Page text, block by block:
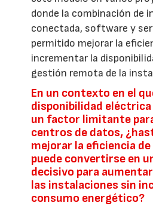
donde la combinación de
conectada, software y
permitido mejorar la
incrementar la
gestión remota de la
En un contexto en el
disponibilidad eléctrica
un factor limitante
centros de datos,
mejorar la eficiencia
puede convertirse en
decisivo para
las instalaciones sin
consumo energético?